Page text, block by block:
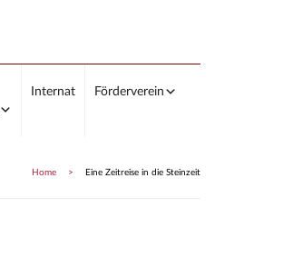
Internat Förderverein
Home > Eine Zeitreise in die Steinzeit